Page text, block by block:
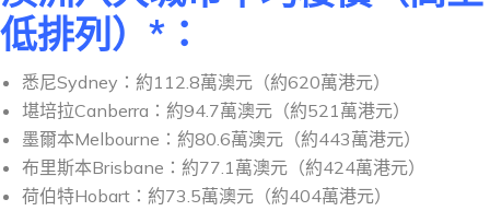
低排列） * ：
悉尼Sydney：約112.8萬澳元（約620萬港元）
堪培拉Canberra：約94.7萬澳元（約521萬港元）
墨爾本Melbourne：約80.6萬澳元（約443萬港元）
布里斯本Brisbane：約77.1萬澳元（約424萬港元）
荷伯特Hobart：約73.5萬澳元（約404萬港元）